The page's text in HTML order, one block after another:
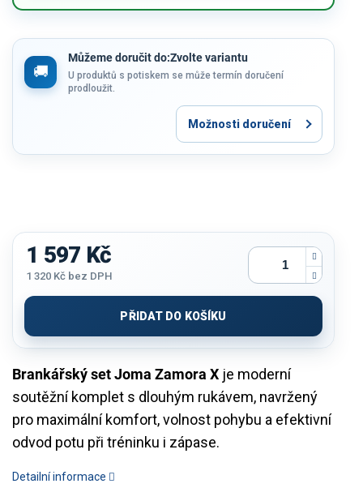
Můžeme doručit do:Zvolte variantu
U produktů s potiskem se může termín doručení
prodloužit.
Možnosti doručení
Brankářský set Joma Zamora X je moderní
soutěžní komplet s dlouhým rukávem, navržený
pro maximální komfort, volnost pohybu a efektivní
odvod potu při tréninku i zápase.
Detailní informace
1 597 Kč
1 320 Kč bez DPH
cena:
PŘIDAT DO KOŠÍKU